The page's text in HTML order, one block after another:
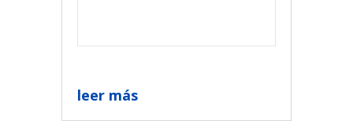
leer más